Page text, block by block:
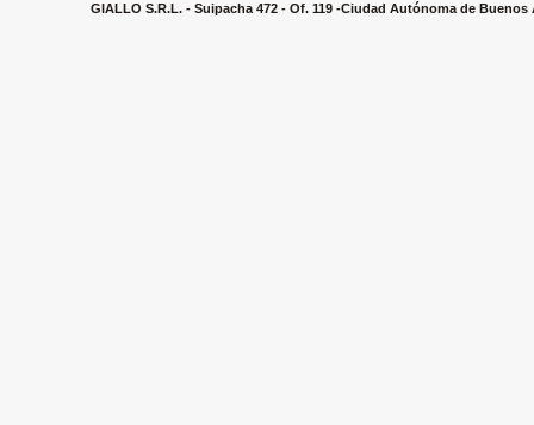
GIALLO S.R.L. - Suipacha 472 - Of. 119 -Ciudad Autónoma de